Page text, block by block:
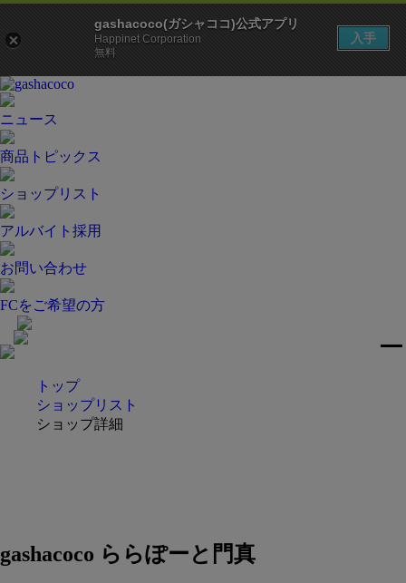
gashacoco(ガシャココ)公式アプリ
Happinet Corporation
無料
入手
ニュース
商品トピックス
ショップリスト
アルバイト採用
お問い合わせ
FCをご希望の方
トップ
ショップリスト
ショップ詳細
gashacoco ららぽーと門真